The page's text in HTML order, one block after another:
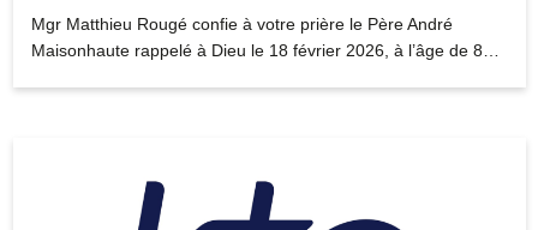
Mgr Matthieu Rougé confie à votre prière le Père André
Maisonhaute rappelé à Dieu le 18 février 2026, à l’âge de 87